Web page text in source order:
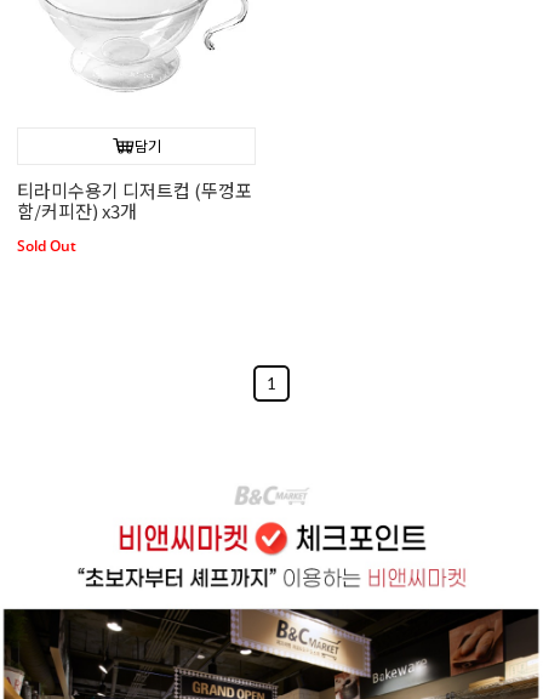
담기
티라미수용기 디저트컵 (뚜껑포
함/커피잔) x3개
Sold Out
1